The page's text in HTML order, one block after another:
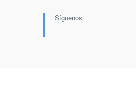
Síguenos